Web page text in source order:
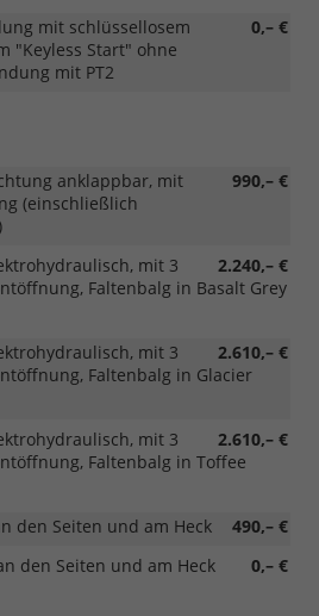
0,– €
mit schlüssellosem
"Keyless Start" ohne
mit PT2
990,– €
anklappbar, mit
(einschließlich
2.240,– €
mit 3
Faltenbalg in Basalt Grey
2.610,– €
mit 3
Faltenbalg in Glacier
2.610,– €
mit 3
Faltenbalg in Toffee
490,– €
den Seiten und am Heck
0,– €
den Seiten und am Heck